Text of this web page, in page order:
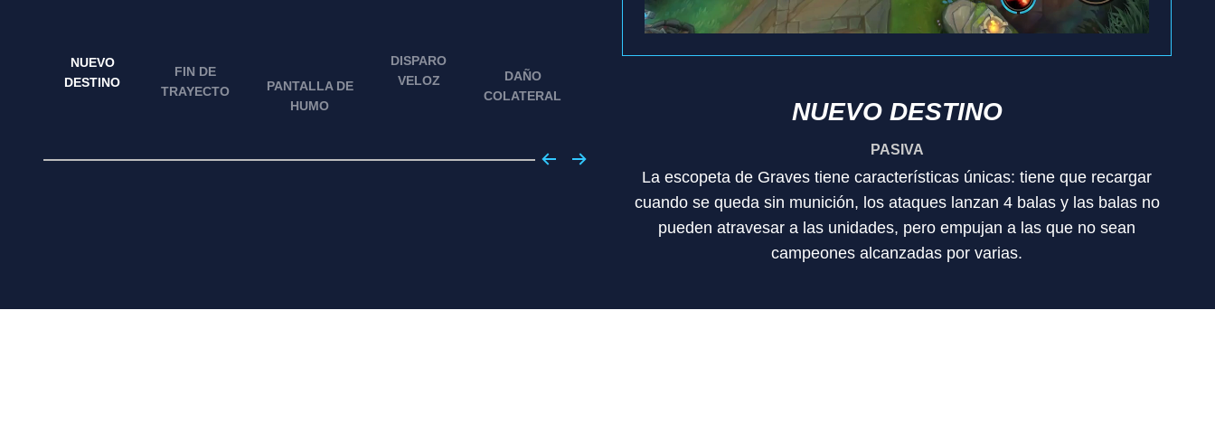
NUEVO
DESTINO
FIN DE
TRAYECTO
PANTALLA DE
HUMO
DISPARO
VELOZ
DAÑO
COLATERAL
NUEVO DESTINO
PASIVA
La escopeta de Graves tiene características únicas: tiene que recargar
cuando se queda sin munición, los ataques lanzan 4 balas y las balas no
pueden atravesar a las unidades, pero empujan a las que no sean
campeones alcanzadas por varias.